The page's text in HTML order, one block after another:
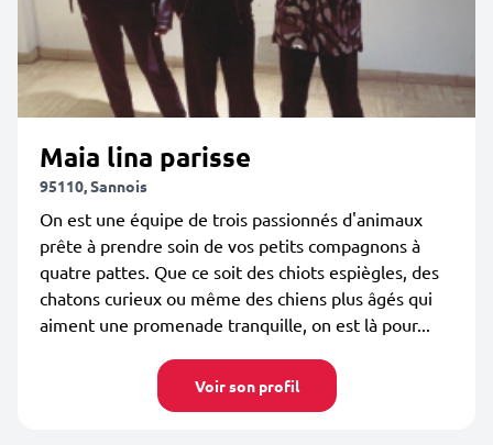
Maia lina parisse
95110, Sannois
On est une équipe de trois passionnés d'animaux
prête à prendre soin de vos petits compagnons à
quatre pattes. Que ce soit des chiots espiègles, des
chatons curieux ou même des chiens plus âgés qui
aiment une promenade tranquille, on est là pour...
Voir son profil